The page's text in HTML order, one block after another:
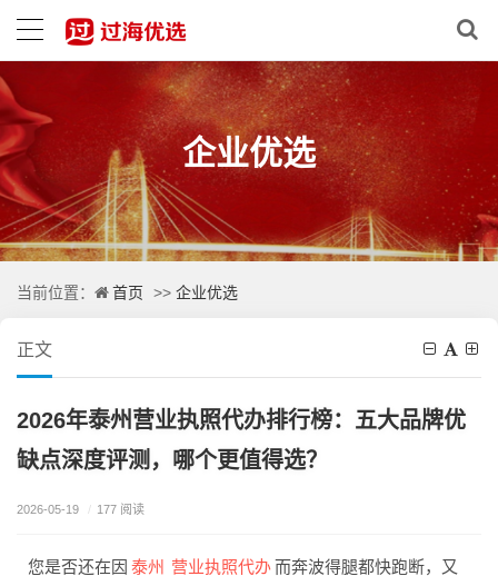
企业优选
当前位置： 首页 >> 企业优选
正文
2026年泰州营业执照代办排行榜：五大品牌优
缺点深度评测，哪个更值得选？
2026-05-19 / 177 阅读
您是否还在因 泰州 营业执照代办而奔波得腿都快跑断，又